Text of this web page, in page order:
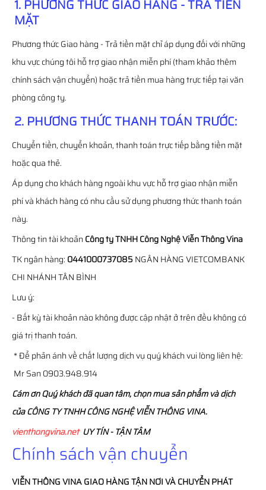
1. PHƯƠNG THỨC GIAO HÀNG - TRẢ TIỀN
MẶT
Phương thức Giao hàng - Trả tiền mặt chỉ áp dụng đối với những
khu vực chúng tôi hỗ trợ giao nhận miễn phí (tham khảo thêm
chính sách vận chuyển) hoặc trả tiền mua hàng trực tiếp tại văn
phòng công ty.
2. PHƯƠNG THỨC THANH TOÁN TRƯỚC:
Chuyển tiền, chuyển khoản, thanh toán trực tiếp bằng tiền mặt
hoặc qua thẻ.
Áp dụng cho khách hàng ngoài khu vực hỗ trợ giao nhận miễn
phí và khách hàng có nhu cầu sử dụng phương thức thanh toán
này.
Thông tin tài khoảnCông ty TNHH Công Nghệ Viễn Thông Vina
TK ngân hàng: 0441000737085NGÂN HÀNG VIETCOMBANK
CHI NHÁNH TÂN BÌNH
Lưu ý:
- Bất kỳ tài khoản nào không được cập nhật ở trên đều không có
giá trị thanh toán.
* Để phản ánh về chất lượng dịch vụ quý khách vui lòng liên hệ:
Mr San 0903.948.914
Cám ơn Quý khách đã quan tâm, chọn mua sản phẩm và dịch
của CÔNG TY TNHH CÔNG NGHỆ VIỄN THÔNG VINA.
vienthongvina.netUY TÍN - TẬN TÂM
Chính sách vận chuyển
VIỄN THÔNGVINAGIAO HÀNG TẬN NƠI VÀ CHUYỂN PHÁT